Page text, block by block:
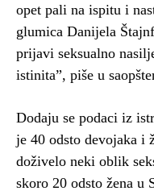
opet pali na ispitu i
glumica Danijela
prijavi seksualno
istinita”, piše u
Dodaju se podaci iz
je 40 odsto devojaka i
doživelo neki oblik
skoro 20 odsto žena u